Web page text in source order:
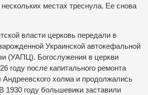
местах треснула. Ее снова
власти церковь передали в
Украинской автокефальной
(УАПЦ). Богослужения в церкви
году после капитального ремонта
холма и продолжались
1930 году большевики заставили